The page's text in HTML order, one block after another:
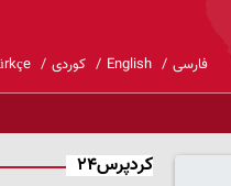
فارسی English کوردی
کردپرس۲۴